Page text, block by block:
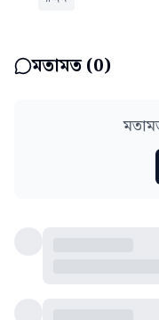
মতামত (0)